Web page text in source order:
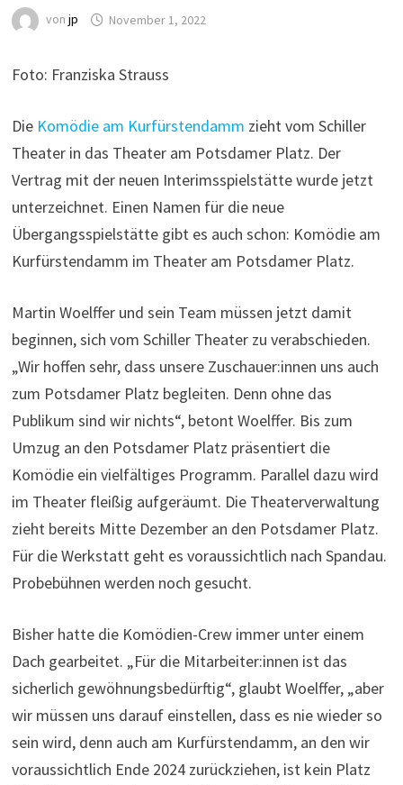
vonjp November 1, 2022
Foto: Franziska Strauss
Die Komödie am Kurfürstendamm zieht vom Schiller
Theater in das Theater am Potsdamer Platz. Der
Vertrag mit der neuen Interimsspielstätte wurde jetzt
unterzeichnet. Einen Namen für die neue
Übergangsspielstätte gibt es auch schon: Komödie am
Kurfürstendamm im Theater am Potsdamer Platz.
Martin Woelffer und sein Team müssen jetzt damit
beginnen, sich vom Schiller Theater zu verabschieden.
„Wir hoffen sehr, dass unsere Zuschauer:innen uns auch
zum Potsdamer Platz begleiten. Denn ohne das
Publikum sind wir nichts“, betont Woelffer. Bis zum
Umzug an den Potsdamer Platz präsentiert die
Komödie ein vielfältiges Programm. Parallel dazu wird
im Theater fleißig aufgeräumt. Die Theaterverwaltung
zieht bereits Mitte Dezember an den Potsdamer Platz.
Für die Werkstatt geht es voraussichtlich nach Spandau.
Probebühnen werden noch gesucht.
Bisher hatte die Komödien-Crew immer unter einem
Dach gearbeitet. „Für die Mitarbeiter:innen ist das
sicherlich gewöhnungsbedürftig“, glaubt Woelffer, „aber
wir müssen uns darauf einstellen, dass es nie wieder so
sein wird, denn auch am Kurfürstendamm, an den wir
voraussichtlich Ende 2024 zurückziehen, ist kein Platz